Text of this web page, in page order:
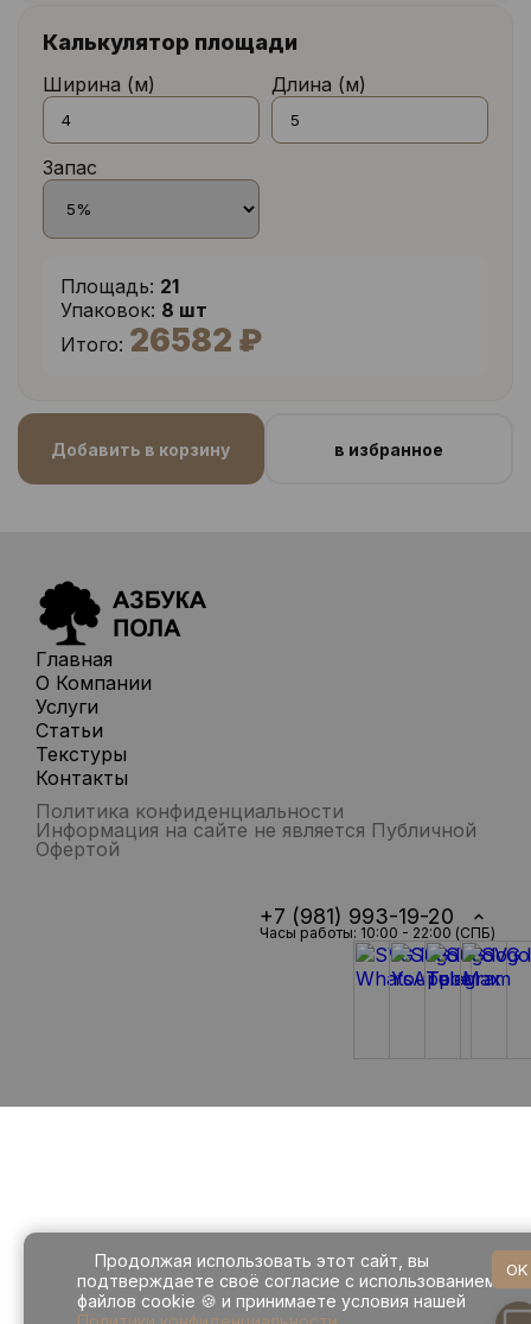
Калькулятор площади
Ширина (м) Длина (м)
Запас
Площадь: 21
Упаковок: 8 шт
Итого: 26582 ₽
Добавить в корзину в избранное
Главная
О Компании
Услуги
Статьи
Текстуры
Контакты
Политика конфиденциальности
Информация на сайте не является Публичной
Офертой
+7 (981) 993-19-20
Часы работы: 10:00 - 22:00 (СПБ)
Продолжая использовать этот сайт, вы
подтверждаете своё согласие с использованием
файлов cookie 🍪 и принимаете условия нашей
OK